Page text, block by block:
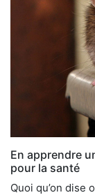
En apprendre
pour la santé
Quoi qu’on dise